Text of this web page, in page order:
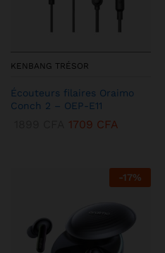
KENBANG TRÉSOR
Écouteurs filaires Oraimo
Conch 2 – OEP-E11
1709 CFA
-17%